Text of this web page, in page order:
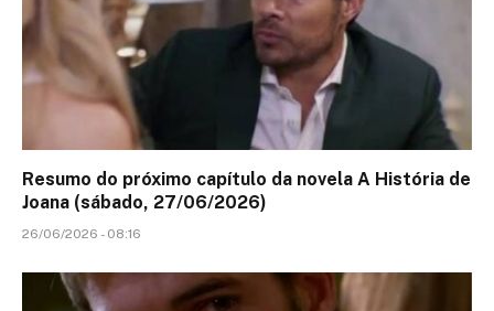
Resumo do próximo capítulo da novela A História de
Joana (sábado, 27/06/2026)
26/06/2026 - 08:16